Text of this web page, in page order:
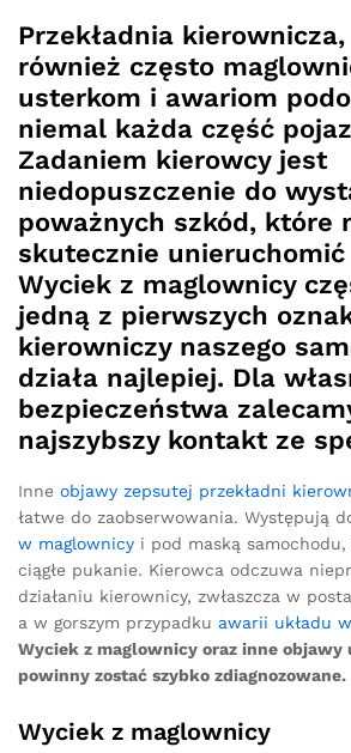
Przekładnia
również często
usterkom i awariom
niemal każda część
Zadaniem kierowcy jest
niedopuszczenie do
poważnych szkód, które
skutecznie unieruchomić
Wyciek z maglownicy
jedną z pierwszych
kierowniczy naszego
działa najlepiej. Dla
bezpieczeństwa
najszybszy kontakt ze
Inne objawy zepsutej przekładni
łatwe do zaobserwowania. Występują
w maglownicy i pod maską
ciągłe pukanie. Kierowca odczuwa
działaniu kierownicy, zwłaszcza w
a w gorszym przypadku awarii układu
Wyciek z maglownicy oraz inne objawy
powinny zostać szybko zdiagnozowane.
Wyciek z maglownicy